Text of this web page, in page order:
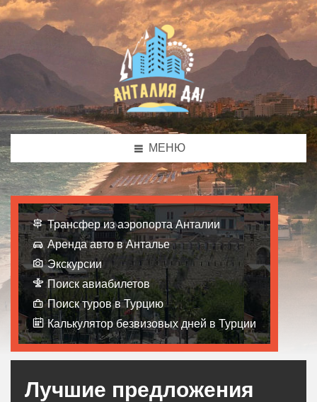
МЕНЮ
Трансфер из аэропорта Анталии
Аренда авто в Анталье
Экскурсии
Поиск авиабилетов
Поиск туров в Турцию
Калькулятор безвизовых дней в Турции
Лучшие предложения